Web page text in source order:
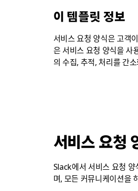
이 템플릿 정보
서비스 요청 양식은 고객
은 서비스 요청 양식을 사
의 수집, 추적, 처리를 간
서비스 요청
Slack에서 서비스 요청
며, 모든 커뮤니케이션을